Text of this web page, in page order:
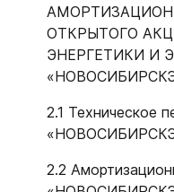
ОТКРЫТОГО
ЭНЕРГЕТИКИ И
2.1 Техническое
2.2